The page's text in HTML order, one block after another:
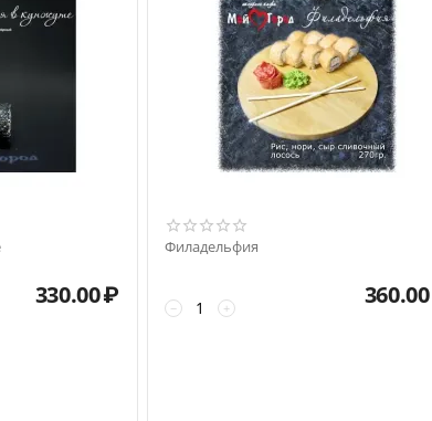
330.00₽
Филадельфия
+
− 360.00